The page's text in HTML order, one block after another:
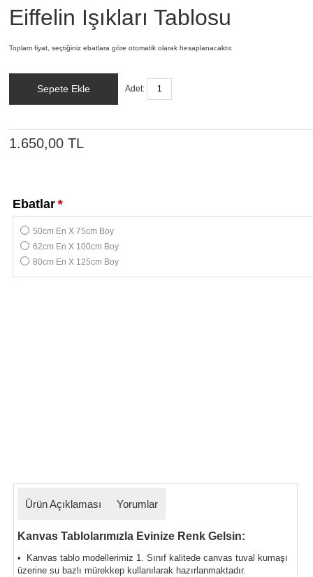
Eiffelin Işıkları Tablosu
Toplam fiyat, seçtiğiniz ebatlara göre otomatik olarak hesaplanacaktır.
Sepete Ekle Adet:
1.650,00 TL
*
Ebatlar
50cm En X 75cm Boy
62cm En X 100cm Boy
80cm En X 125cm Boy
Ürün Açıklaması Yorumlar
Kanvas Tablolarımızla Evinize Renk Gelsin:
• Kanvas tablo modellerimiz 1. Sınıf kalitede canvas tuval kumaşı
üzerine su bazlı mürekkep kullanılarak hazırlanmaktadır.